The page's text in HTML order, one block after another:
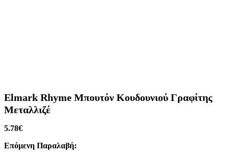
Elmark Rhyme Μπουτόν Κουδουνιού Γραφίτης
Μεταλλιζέ
5.78€
Επόμενη Παραλαβή: